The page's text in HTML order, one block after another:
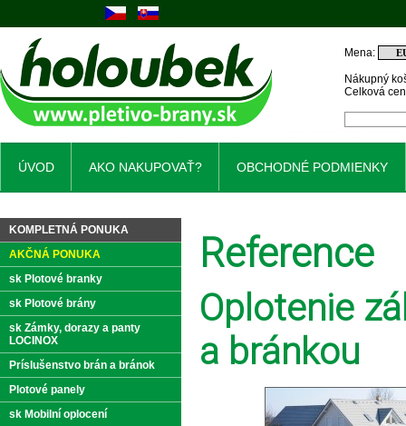
Reference
Oplotenie
a bránkou
KOMPLETNÁ PONUKA
AKČNÁ PONUKA
sk Plotové branky
sk Plotové brány
sk Zámky, dorazy a panty
LOCINOX
Príslušenstvo brán a bránok
Plotové panely
sk Mobilní oplocení
Nákupný
Celková
Mena:
ÚVOD AKO NAKUPOVAŤ? OBCHODNÉ PODMIENKY